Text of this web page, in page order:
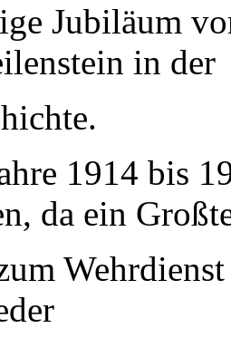
Jubiläum
in der
1914 bis
da ein